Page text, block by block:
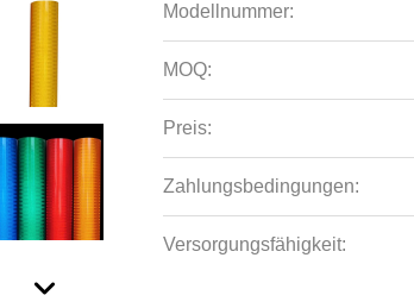
Modellnummer:
MOQ:
Preis:
Zahlungsbedingungen:
Versorgungsfähigkeit: